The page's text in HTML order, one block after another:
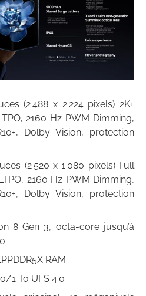
(2 488 x 2 224 pixels) 2K+
2160 Hz PWM Dimming,
Dolby Vision, protection
(2 520 x 1 080 pixels) Full
2160 Hz PWM Dimming,
Dolby Vision, protection
8 Gen 3, octa-core jusqu’à
RAM
1 To UFS 4.0